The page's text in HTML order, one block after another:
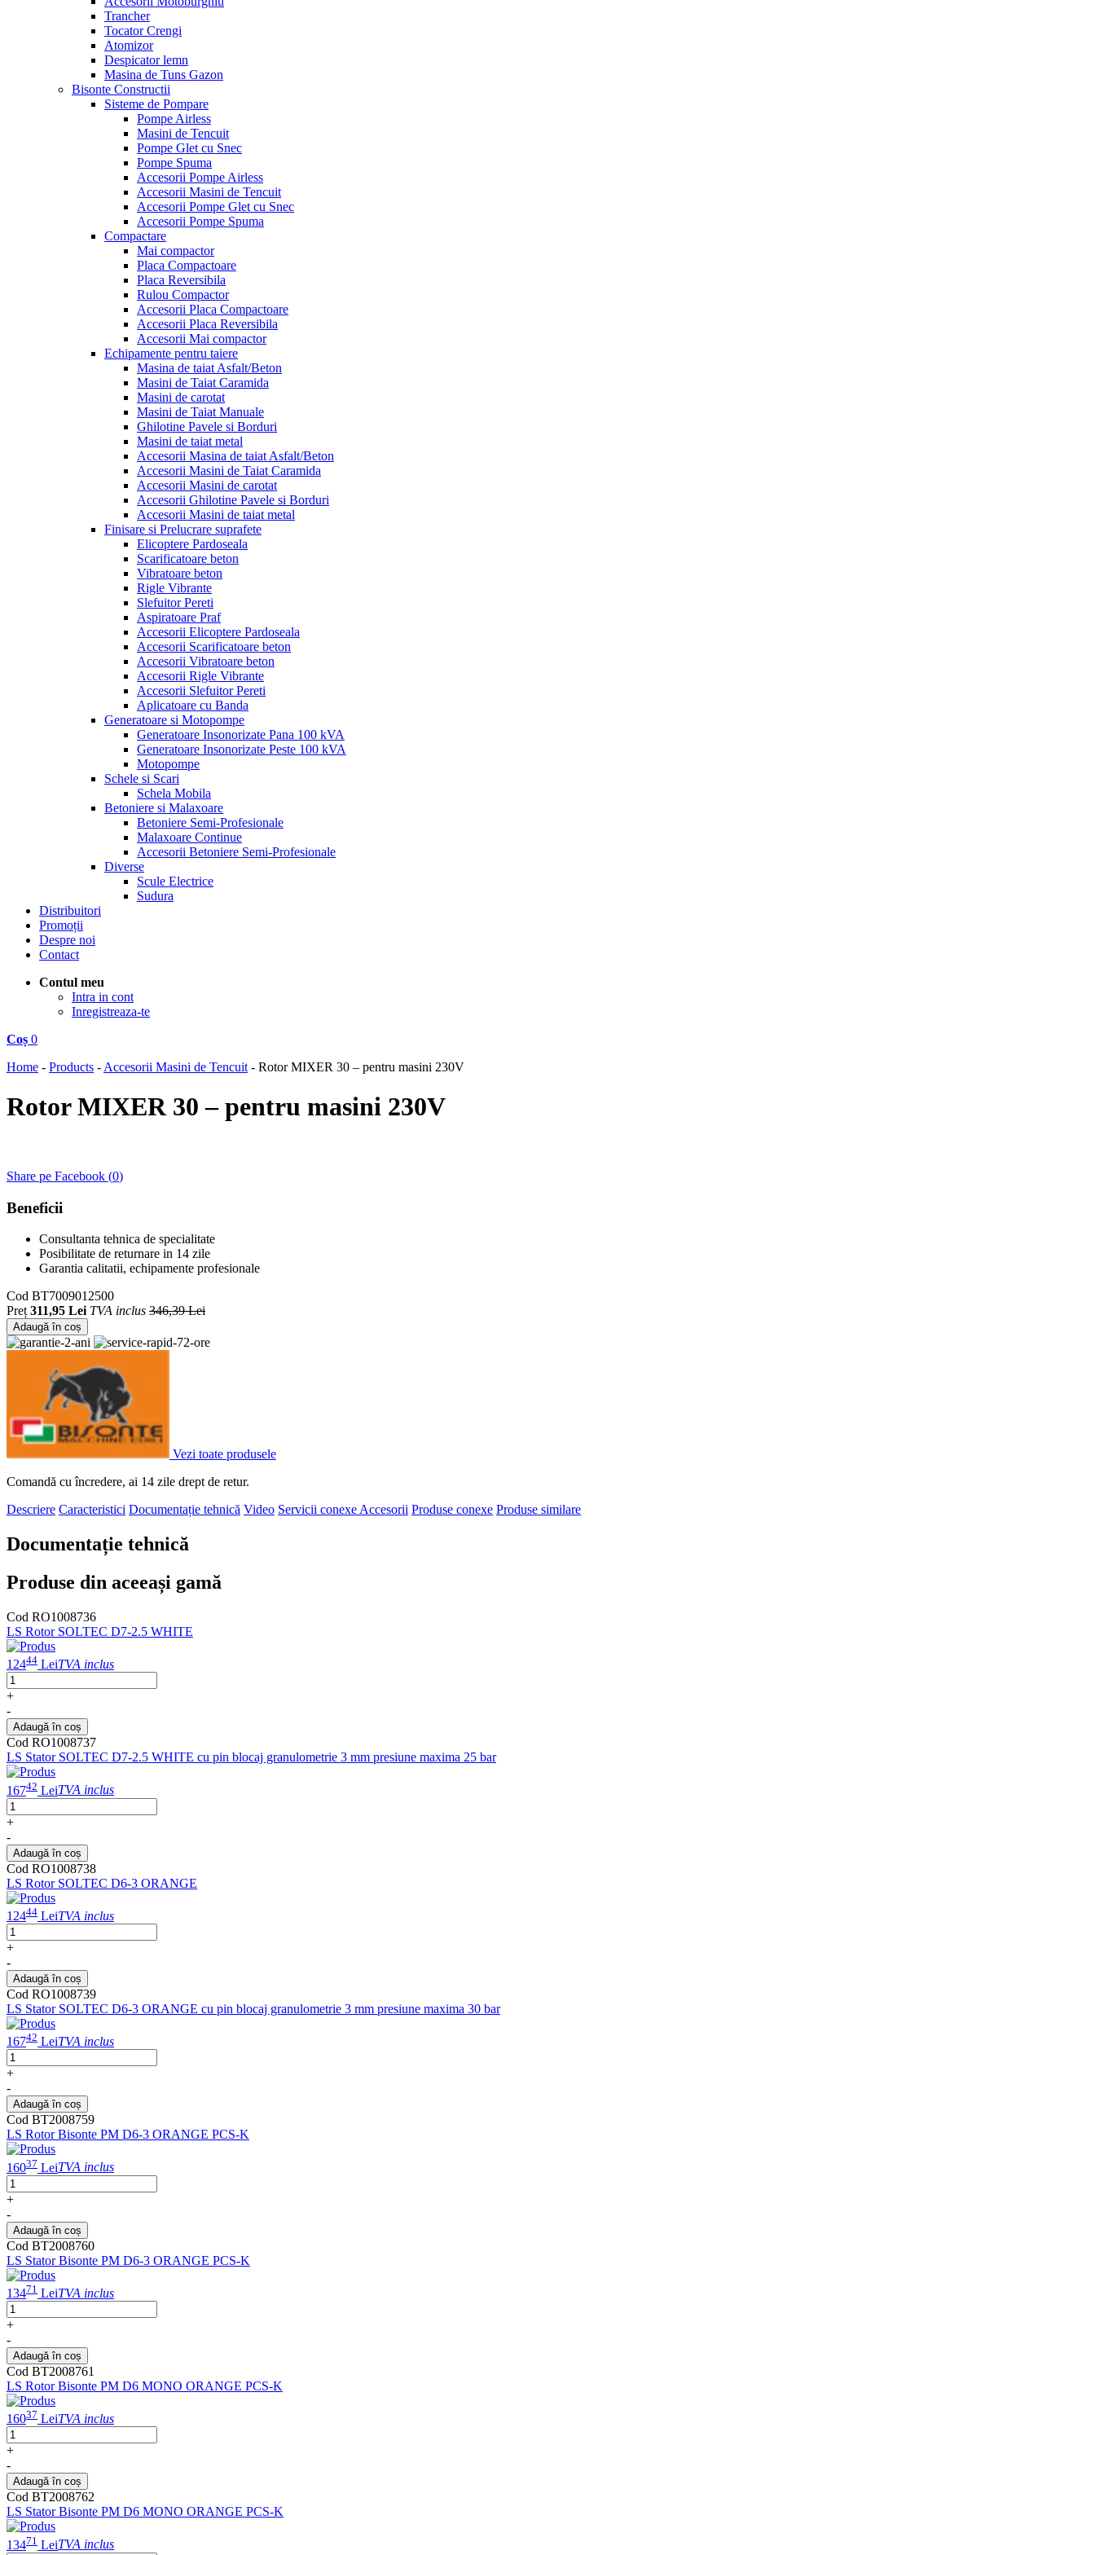
Trancher
Tocator Crengi
Atomizor
Despicator lemn
Masina de Tuns Gazon
Bisonte Constructii
Sisteme de Pompare
Pompe Airless
Masini de Tencuit
Pompe Glet cu Snec
Pompe Spuma
Accesorii Pompe Airless
Accesorii Masini de Tencuit
Accesorii Pompe Glet cu Snec
Accesorii Pompe Spuma
Compactare
Mai compactor
Placa Compactoare
Placa Reversibila
Rulou Compactor
Accesorii Placa Compactoare
Accesorii Placa Reversibila
Accesorii Mai compactor
Echipamente pentru taiere
Masina de taiat Asfalt/Beton
Masini de Taiat Caramida
Masini de carotat
Masini de Taiat Manuale
Ghilotine Pavele si Borduri
Masini de taiat metal
Accesorii Masina de taiat Asfalt/Beton
Accesorii Masini de Taiat Caramida
Accesorii Masini de carotat
Accesorii Ghilotine Pavele si Borduri
Accesorii Masini de taiat metal
Finisare si Prelucrare suprafete
Elicoptere Pardoseala
Scarificatoare beton
Vibratoare beton
Rigle Vibrante
Slefuitor Pereti
Aspiratoare Praf
Accesorii Elicoptere Pardoseala
Accesorii Scarificatoare beton
Accesorii Vibratoare beton
Accesorii Rigle Vibrante
Accesorii Slefuitor Pereti
Aplicatoare cu Banda
Generatoare si Motopompe
Generatoare Insonorizate Pana 100 kVA
Generatoare Insonorizate Peste 100 kVA
Motopompe
Schele si Scari
Schela Mobila
Betoniere si Malaxoare
Betoniere Semi-Profesionale
Malaxoare Continue
Accesorii Betoniere Semi-Profesionale
Diverse
Scule Electrice
Sudura
Distribuitori
Promoții
Despre noi
Contact
Contul meu
Intra in cont
Inregistreaza-te
Coș 0
Home - Products - Accesorii Masini de Tencuit - Rotor MIXER 30 – pentru masini 230V
Rotor MIXER 30 – pentru masini 230V
Share pe Facebook (0)
Beneficii
Consultanta tehnica de specialitate
Posibilitate de returnare in 14 zile
Garantia calitatii, echipamente profesionale
Cod BT7009012500
Preț 311,95 Lei TVA inclus 346,39 Lei
Adaugă în coș
Vezi toate produsele
Comandă cu încredere, ai 14 zile drept de retur.
Descriere Caracteristici Documentație tehnică Video Servicii conexe Accesorii Produse conexe Produse similare
Documentație tehnică
Produse din aceeași gamă
Cod RO1008736
LS Rotor SOLTEC D7-2.5 WHITE
12444 LeiTVA inclus
+
-
Adaugă în coș
Cod RO1008737
LS Stator SOLTEC D7-2.5 WHITE cu pin blocaj granulometrie 3 mm presiune maxima 25 bar
16742 LeiTVA inclus
+
-
Adaugă în coș
Cod RO1008738
LS Rotor SOLTEC D6-3 ORANGE
12444 LeiTVA inclus
+
-
Adaugă în coș
Cod RO1008739
LS Stator SOLTEC D6-3 ORANGE cu pin blocaj granulometrie 3 mm presiune maxima 30 bar
16742 LeiTVA inclus
+
-
Adaugă în coș
Cod BT2008759
LS Rotor Bisonte PM D6-3 ORANGE PCS-K
16037 LeiTVA inclus
+
-
Adaugă în coș
Cod BT2008760
LS Stator Bisonte PM D6-3 ORANGE PCS-K
13471 LeiTVA inclus
+
-
Adaugă în coș
Cod BT2008761
LS Rotor Bisonte PM D6 MONO ORANGE PCS-K
16037 LeiTVA inclus
+
-
Adaugă în coș
Cod BT2008762
LS Stator Bisonte PM D6 MONO ORANGE PCS-K
13471 LeiTVA inclus